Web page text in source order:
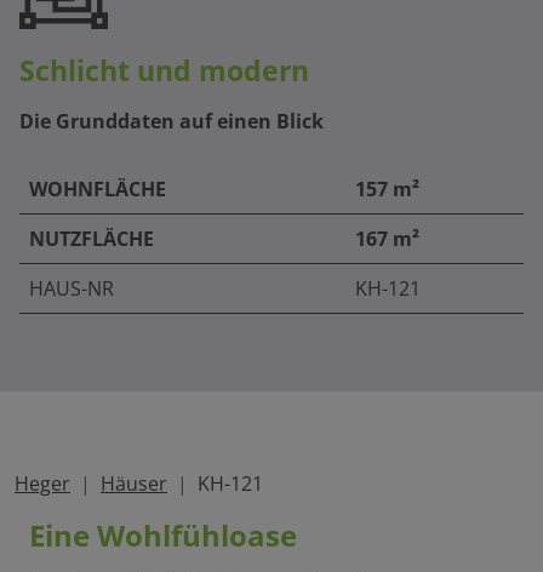
Schlicht und modern
Die Grunddaten auf einen Blick
WOHNFLÄCHE
157 m²
NUTZFLÄCHE
167 m²
HAUS-NR
KH-121
Heger Häuser KH-121
Eine Wohlfühloase